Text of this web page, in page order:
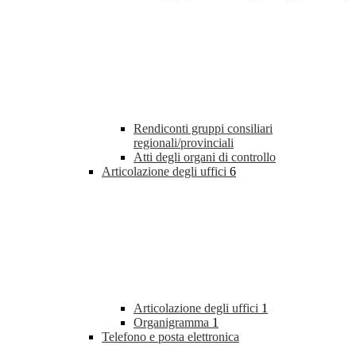
Rendiconti gruppi consiliari
regionali/provinciali
Atti degli organi di controllo
Articolazione degli uffici 6
Articolazione degli uffici 1
Organigramma 1
Telefono e posta elettronica